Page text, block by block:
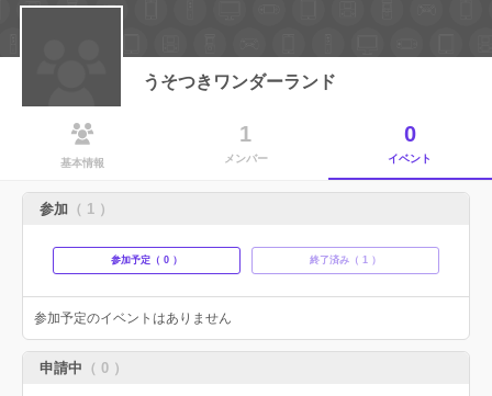
うそつきワンダーランド
基本情報
1
メンバー
0
イベント
参加 （ 1 ）
参加予定（ 0 ） 終了済み（ 1 ）
参加予定のイベントはありません
申請中 （ 0 ）